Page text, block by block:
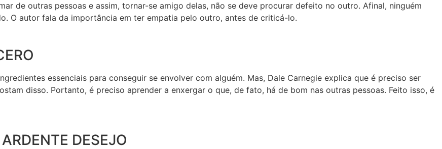
de outras pessoas e assim, tornar-se amigo delas, não se deve procurar defeito no outro. Afinal, ninguém
O autor fala da importância em ter empatia pelo outro, antes de criticá-lo.
essenciais para conseguir se envolver com alguém. Mas, Dale Carnegie explica que é preciso ser
disso. Portanto, é preciso aprender a enxergar o que, de fato, há de bom nas outras pessoas. Feito isso, é
DESEJO